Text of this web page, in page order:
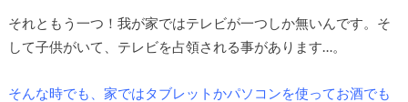
それともう一つ！我が家ではテレビが一つしか無いんです。そ
して子供がいて、テレビを占領される事があります…。
そんな時でも、家ではタブレットかパソコンを使ってお酒でも